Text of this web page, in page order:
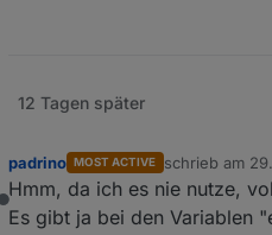
12 Tagen später
Offline
padrino MOST ACTIVE schrieb am
zuletzt editiert
Hmm, da ich es nie nutze,
Es gibt ja bei den Variablen